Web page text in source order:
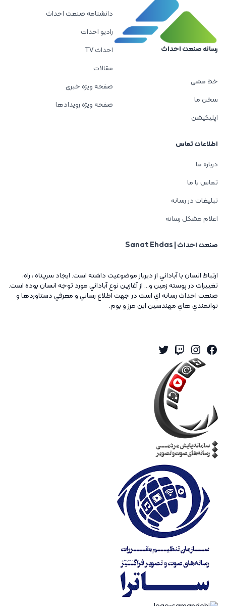
رسانه صنعت احداث
خط مشی
سخن ما
اپلیکیشن
دانشنامه صنعت احداث
رادیو احداث
احداث TV
مقالات
صفحه ویژه خبری
صفحه ویژه رویدادها
اطلاعات تماس
درباره ما
تماس با ما
تبلیغات در رسانه
اعلام مشکل رسانه
صنعت احداث | Sanat Ehdas
ارتباط انسان با آباداني از ديرباز موضوعيت داشته است. ايجاد سرپناه ، راه،
تغييرات در پوسته زمين و... از آغازين نوع آباداني مورد توجه انسان بوده است.
صنعت احداث رسانه اي است در جهت اطلاع رساني و معرفي دستاوردها و
توانمندي هاي مهندسين اين مرز و بوم.
Facebook
Instagram
Twitch
Twitter